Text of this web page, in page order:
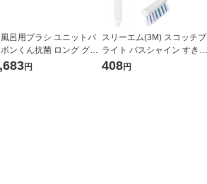
呂用ブラシ ユニットバ
ボンくん抗菌 ロング グリ
山崎産業
円
スリーエム(3M) スコッチブ
ライト バスシャイン すきま
ブラシ お風呂掃除 抗菌 目地
408円